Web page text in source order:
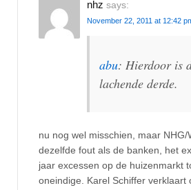
nhz says:
November 22, 2011 at 12:42
abu: Hierdoor is
lachende derde.
nu nog wel misschien, maar NHG/
dezelfde fout als de banken, het
jaar excessen op de huizenmarkt
oneindige. Karel Schiffer verklaart